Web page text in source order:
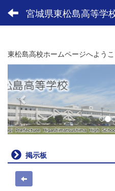
宮城県東松島高等学
東松島高校ホームページへようこ
r
e
v
i
u
s
掲示板